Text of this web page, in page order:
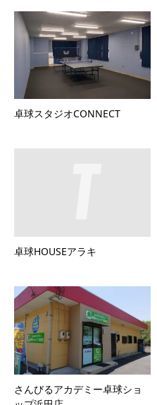
卓球スタジオCONNECT
卓球HOUSEアラキ
さんびるアカデミー卓球ショ